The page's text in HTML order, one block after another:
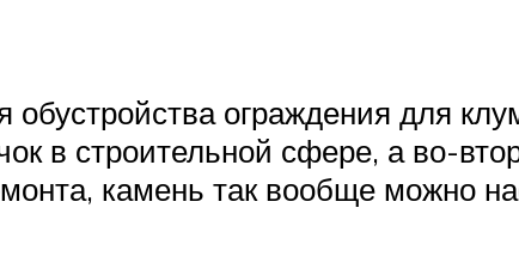
ограждения для
в строительной сфере, а во-
камень так вообще можно